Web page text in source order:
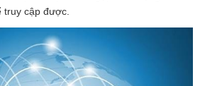
cập được.